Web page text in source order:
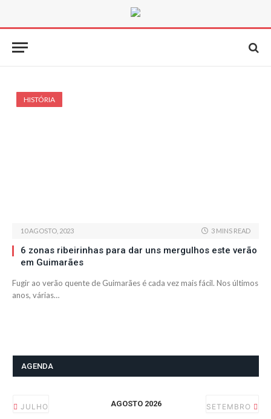
HISTÓRIA
10 AGOSTO, 2023 3 MINS READ
6 zonas ribeirinhas para dar uns mergulhos este verão
em Guimarães
Fugir ao verão quente de Guimarães é cada vez mais fácil. Nos últimos
anos, várias…
AGENDA
JULHO AGOSTO 2026 SETEMBRO